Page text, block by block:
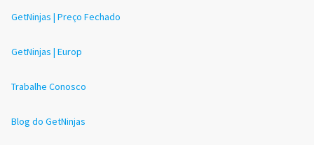
GetNinjas | Preço Fechado
GetNinjas | Europ
Trabalhe Conosco
Blog do GetNinjas